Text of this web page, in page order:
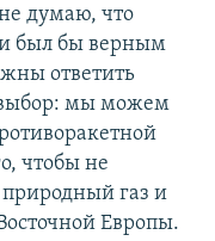
думаю, что
был бы верным
ответить
выбор: мы можем
чтобы не
природный газ и
Европы.